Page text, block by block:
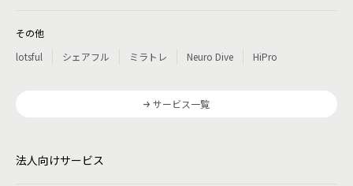
その他
lotsful
シェアフル ミラトレ Neuro Dive HiPro
サービス一覧
法人向けサービス